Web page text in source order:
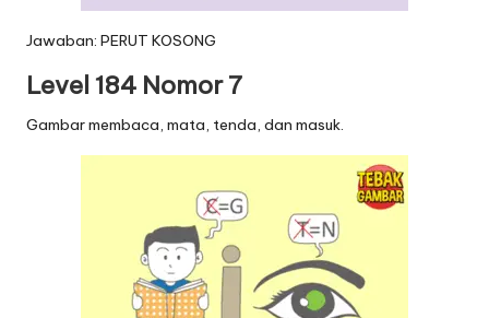
Jawaban: PERUT KOSONG
Level 184 Nomor 7
Gambar membaca, mata, tenda, dan masuk.